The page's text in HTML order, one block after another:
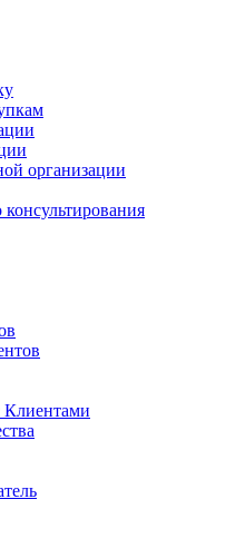
организации